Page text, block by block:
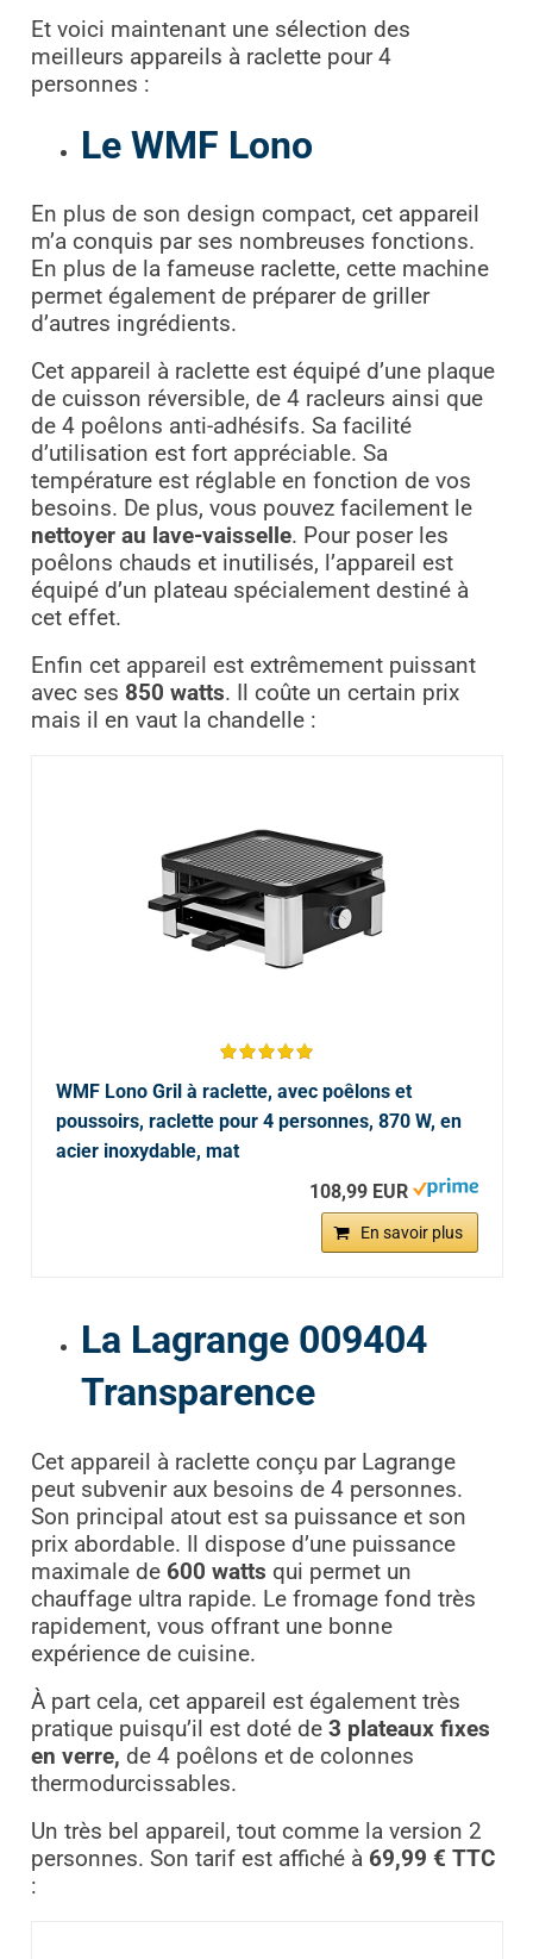
Et voici maintenant une sélection des
meilleurs appareils à raclette pour 4
personnes :
Le WMF Lono
En plus de son design compact, cet appareil
m’a conquis par ses nombreuses fonctions.
En plus de la fameuse raclette, cette machine
permet également de préparer de griller
d’autres ingrédients.
Cet appareil à raclette est équipé d’une plaque
de cuisson réversible, de 4 racleurs ainsi que
de 4 poêlons anti-adhésifs. Sa facilité
d’utilisation est fort appréciable. Sa
température est réglable en fonction de vos
besoins. De plus, vous pouvez facilement le
nettoyer au lave-vaisselle. Pour poser les
poêlons chauds et inutilisés, l’appareil est
équipé d’un plateau spécialement destiné à
cet effet.
Enfin cet appareil est extrêmement puissant
avec ses 850 watts. Il coûte un certain prix
mais il en vaut la chandelle :
WMF Lono Gril à raclette, avec poêlons et
poussoirs, raclette pour 4 personnes, 870 W, en
acier inoxydable, mat
108,99 EUR
En savoir plus
La Lagrange 009404
Transparence
Cet appareil à raclette conçu par Lagrange
peut subvenir aux besoins de 4 personnes.
Son principal atout est sa puissance et son
prix abordable. Il dispose d’une puissance
maximale de 600 watts qui permet un
chauffage ultra rapide. Le fromage fond très
rapidement, vous offrant une bonne
expérience de cuisine.
À part cela, cet appareil est également très
pratique puisqu’il est doté de 3 plateaux fixes
en verre, de 4 poêlons et de colonnes
thermodurcissables.
Un très bel appareil, tout comme la version 2
personnes. Son tarif est affiché à 69,99 € TTC
: